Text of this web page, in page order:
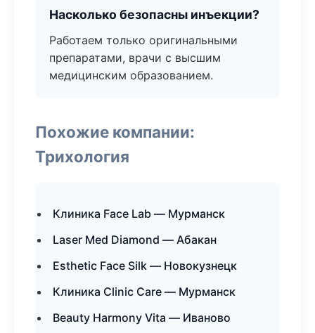
Насколько безопасны инъекции?
Работаем только оригинальными
препаратами, врачи с высшим
медицинским образованием.
Похожие компании:
Трихология
Клиника Face Lab — Мурманск
Laser Med Diamond — Абакан
Esthetic Face Silk — Новокузнецк
Клиника Clinic Care — Мурманск
Beauty Harmony Vita — Иваново